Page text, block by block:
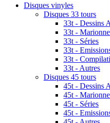
Disques vinyles
Disques 33 tours
33t - Dessins
33t -
33t - Séries
33t -
33t -
33t - Autres
Disques 45 tours
45t - Dessins
45t -
45t - Séries
45t -